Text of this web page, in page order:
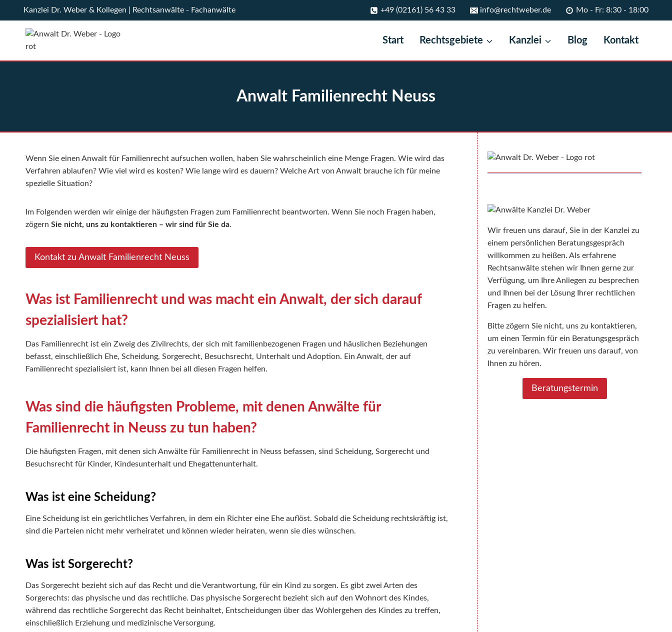
springen
Kanzlei Dr. Weber & Kollegen | Rechtsanwälte - Fachanwälte +49 (02161) 56 43 33 info@rechtweber.de Mo - Fr: 8:30 - 18:00
Start Rechtsgebiete Kanzlei Blog Kontakt
Anwalt Familienrecht Neuss
Wenn Sie einen Anwalt für Familienrecht aufsuchen wollen, haben Sie wahrscheinlich eine Menge Fragen. Wie wird das
Verfahren ablaufen? Wie viel wird es kosten? Wie lange wird es dauern? Welche Art von Anwalt brauche ich für meine
spezielle Situation?
Im Folgenden werden wir einige der häufigsten Fragen zum Familienrecht beantworten. Wenn Sie noch Fragen haben,
zögern Sie nicht, uns zu kontaktieren – wir sind für Sie da.
Kontakt zu Anwalt Familienrecht Neuss
Was ist Familienrecht und was macht ein Anwalt, der sich darauf
spezialisiert hat?
Das Familienrecht ist ein Zweig des Zivilrechts, der sich mit familienbezogenen Fragen und häuslichen Beziehungen
befasst, einschließlich Ehe, Scheidung, Sorgerecht, Besuchsrecht, Unterhalt und Adoption. Ein Anwalt, der auf
Familienrecht spezialisiert ist, kann Ihnen bei all diesen Fragen helfen.
Was sind die häufigsten Probleme, mit denen Anwälte für
Familienrecht in Neuss zu tun haben?
Die häufigsten Fragen, mit denen sich Anwälte für Familienrecht in Neuss befassen, sind Scheidung, Sorgerecht und
Besuchsrecht für Kinder, Kindesunterhalt und Ehegattenunterhalt.
Was ist eine Scheidung?
Eine Scheidung ist ein gerichtliches Verfahren, in dem ein Richter eine Ehe auflöst. Sobald die Scheidung rechtskräftig ist,
sind die Parteien nicht mehr verheiratet und können wieder heiraten, wenn sie dies wünschen.
Was ist Sorgerecht?
Das Sorgerecht bezieht sich auf das Recht und die Verantwortung, für ein Kind zu sorgen. Es gibt zwei Arten des
Sorgerechts: das physische und das rechtliche. Das physische Sorgerecht bezieht sich auf den Wohnort des Kindes,
während das rechtliche Sorgerecht das Recht beinhaltet, Entscheidungen über das Wohlergehen des Kindes zu treffen,
einschließlich Erziehung und medizinische Versorgung.
Wir freuen uns darauf, Sie in der Kanzlei zu
einem persönlichen Beratungsgespräch
willkommen zu heißen. Als erfahrene
Rechtsanwälte stehen wir Ihnen gerne zur
Verfügung, um Ihre Anliegen zu besprechen
und Ihnen bei der Lösung Ihrer rechtlichen
Fragen zu helfen.
Bitte zögern Sie nicht, uns zu kontaktieren,
um einen Termin für ein Beratungsgespräch
zu vereinbaren. Wir freuen uns darauf, von
Ihnen zu hören.
Beratungstermin